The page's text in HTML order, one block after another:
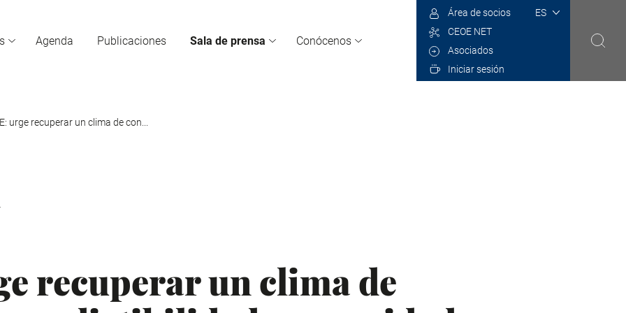
Agenda Publicaciones Sala de prensa Conócenos
Select
Área de socios
CEOE NET
Asociados
Iniciar sesión
urge recuperar un clima de con...
recuperar un clima de